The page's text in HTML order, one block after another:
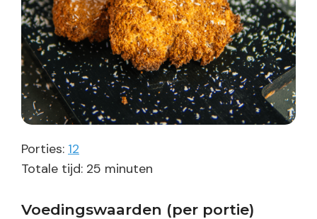
Porties: 12
Totale tijd: 25 minuten
minuten
Voedingswaarden (per portie)